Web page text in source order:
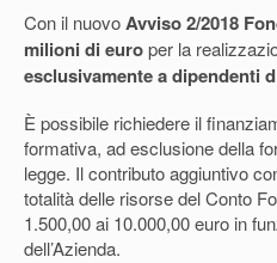
Con il nuovoAvviso 2/2018
milioni di europer la
esclusivamente a dipendenti
È possibile richiedere il
formativa, ad esclusione della
legge. Il contributo aggiuntivo
totalità delle risorse del Conto
1.500,00 ai 10.000,00 euro in
dell’Azienda.